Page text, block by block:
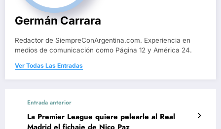
Germán Carrara
Redactor de SiempreConArgentina.com. Experiencia en
medios de comunicación como Página 12 y América 24.
Ver Todas Las Entradas
Entrada anterior
La Premier League quiere pelearle al Real